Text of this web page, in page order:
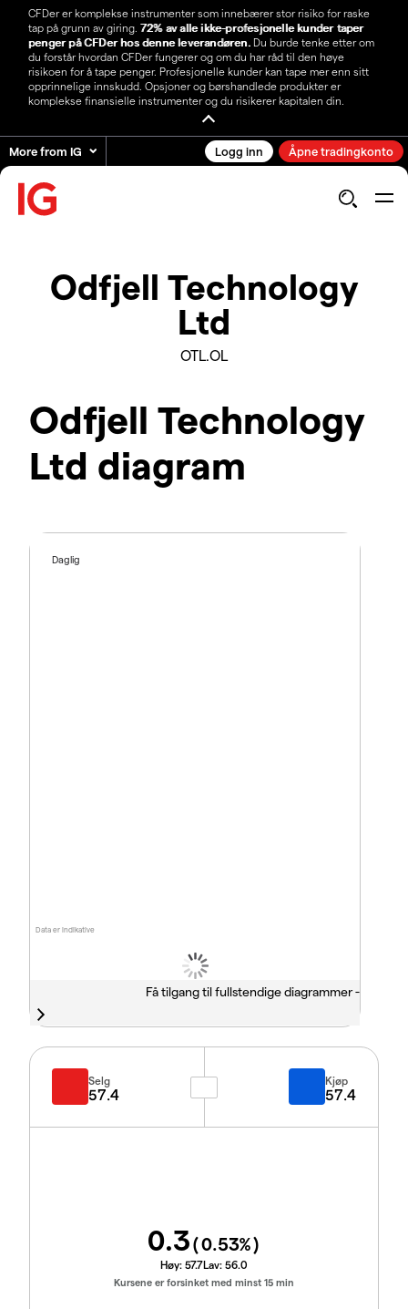
CFDer er komplekse instrumenter som innebærer stor risiko for raske
tap på grunn av giring. 72% av alle ikke-profesjonelle kunder taper
penger på CFDer hos denne leverandøren.Du burde tenke etter om
du forstår hvordan CFDer fungerer og om du har råd til den høye
risikoen for å tape penger. Profesjonelle kunder kan tape mer enn sitt
opprinnelige innskudd. Opsjoner og børshandlede produkter er
komplekse finansielle instrumenter og du risikerer kapitalen din.
More from IG Logg inn Åpne tradingkonto
Odfjell Technology
Ltd
OTL.OL
Odfjell Technology
Ltd diagram
Data er indikative
Daglig
Få tilgang til fullstendige diagrammer -
Selg
57.4
Kjøp
57.4
0.3(0.53%)
Høy: 57.7Lav: 56.0
Kursene er forsinket med minst 15 min